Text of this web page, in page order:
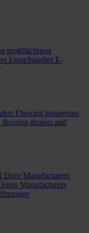
großflächigen
Einzelhändler E-
Flooring businesses
flooring dealers and
Door Manufacturers
Manufacturers